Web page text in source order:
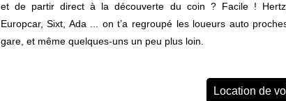
et de partir direct à la découverte du coin ? Facile !
Europcar, Sixt, Ada ... on t’a regroupé les loueurs auto
gare, et même quelques-uns un peu plus loin.
Location de